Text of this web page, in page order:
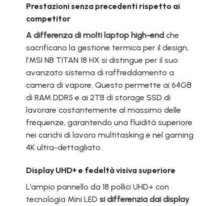
Prestazioni senza precedenti rispetto ai
competitor
A differenza di molti laptop high-endche
sacrificano la gestione termica per il design,
l’MSI NB TITAN 18 HX si distingue per il suo
avanzato sistema di raffreddamento a
camera di vapore. Questo permette ai 64GB
di RAM DDR5 e ai 2TB di storage SSD di
lavorare costantemente al massimo delle
frequenze, garantendo una fluidità superiore
nei carichi di lavoro multitasking e nel gaming
4K ultra-dettagliato.
Display UHD+ e fedeltà visiva superiore
L’ampio pannello da 18 pollici UHD+ con
tecnologia Mini LED si differenzia dai display